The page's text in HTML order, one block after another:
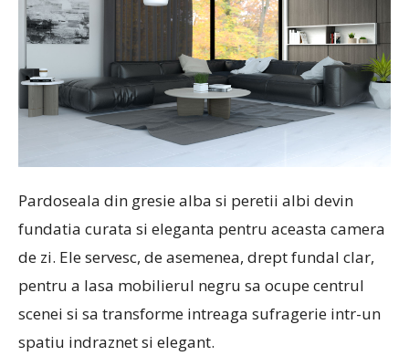
Pardoseala din gresie alba si peretii albi devin
fundatia curata si eleganta pentru aceasta camera
de zi. Ele servesc, de asemenea, drept fundal clar,
pentru a lasa mobilierul negru sa ocupe centrul
scenei si sa transforme intreaga sufragerie intr-un
spatiu indraznet si elegant.